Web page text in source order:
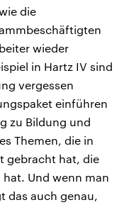
die
wieder
in Hartz IV sind
vergessen
einführen
zu Bildung und
Themen, die in
gebracht hat, die
Und wenn man
das auch genau,